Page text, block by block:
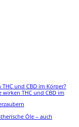
und CBD im Körper?
wirken THC und CBD im
Öle – auch